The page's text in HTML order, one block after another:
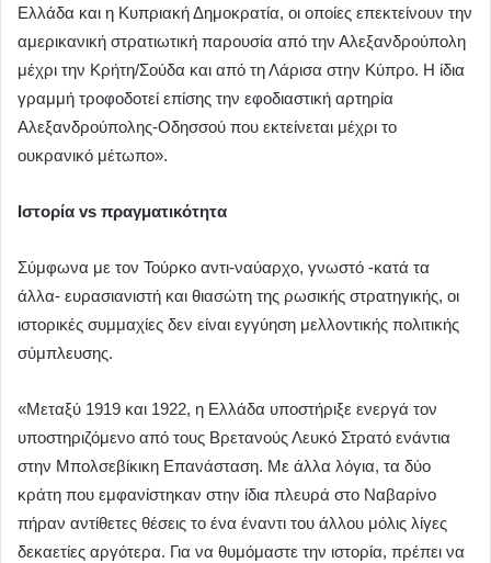
Ελλάδα και η Κυπριακή Δημοκρατία, οι οποίες επεκτείνουν την
αμερικανική στρατιωτική παρουσία από την Αλεξανδρούπολη
μέχρι την Κρήτη/Σούδα και από τη Λάρισα στην Κύπρο. Η ίδια
γραμμή τροφοδοτεί επίσης την εφοδιαστική αρτηρία
Αλεξανδρούπολης-Οδησσού που εκτείνεται μέχρι το
ουκρανικό μέτωπο».
Ιστορία vs πραγματικότητα
Σύμφωνα με τον Τούρκο αντι-ναύαρχο, γνωστό -κατά τα
άλλα- ευρασιανιστή και θιασώτη της ρωσικής στρατηγικής, οι
ιστορικές συμμαχίες δεν είναι εγγύηση μελλοντικής πολιτικής
σύμπλευσης.
«Μεταξύ 1919 και 1922, η Ελλάδα υποστήριξε ενεργά τον
υποστηριζόμενο από τους Βρετανούς Λευκό Στρατό ενάντια
στην Μπολσεβίκικη Επανάσταση. Με άλλα λόγια, τα δύο
κράτη που εμφανίστηκαν στην ίδια πλευρά στο Ναβαρίνο
πήραν αντίθετες θέσεις το ένα έναντι του άλλου μόλις λίγες
δεκαετίες αργότερα. Για να θυμόμαστε την ιστορία, πρέπει να